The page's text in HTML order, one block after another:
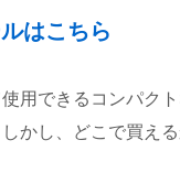
はこちら
用できるコンパク
かし、どこで買え